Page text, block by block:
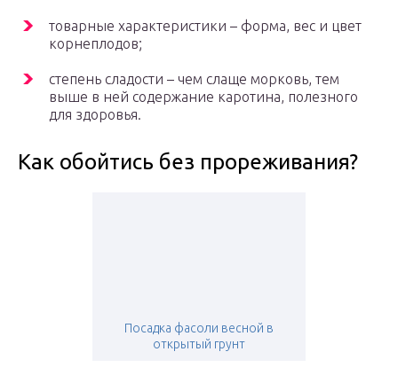
товарные характеристики – форма, вес и цвет
корнеплодов;
степень сладости – чем слаще морковь, тем
выше в ней содержание каротина, полезного
для здоровья.
Как обойтись без прореживания?
Посадка фасоли весной в
открытый грунт